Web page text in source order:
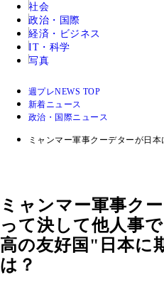
社会
政治・国際
経済・ビジネス
IT・科学
写真
週プレNEWS TOP
新着ニュース
政治・国際ニュース
ミャンマー軍事クーデターが日
ミャンマー軍事ク
って決して他人事
高の友好国"日本に
は？